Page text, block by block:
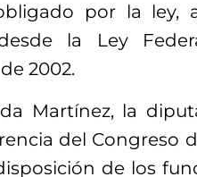
por la ley,
la Ley
2002.
Martínez, la
del Congreso
de los